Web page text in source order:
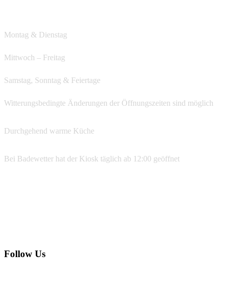
Montag & Dienstag
Mittwoch – Freitag
Samstag, Sonntag & Feiertage
Witterungsbedingte Änderungen der Öffnungszeiten sind möglich
Durchgehend warme Küche
Bei Badewetter hat der Kiosk täglich ab 12:00 geöffnet
Follow Us